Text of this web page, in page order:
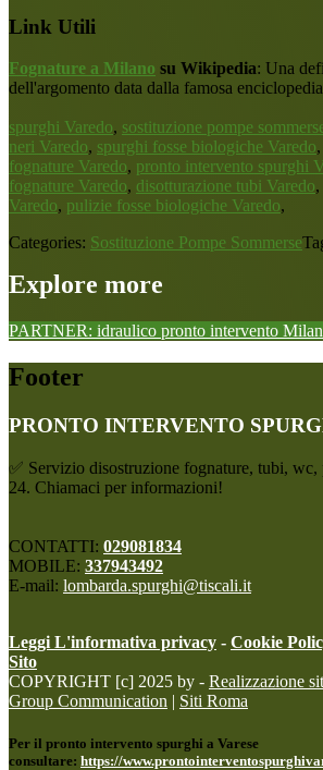
Link Utili
Fognature a Milano su Wikipedia: Una
dell'argomento data dalla famosa
spurghi Varedo, sostituzione pompe
neri Varedo, spurghi fosse biologiche Varedo,
fognature Varedo, pronto intervento spurghi
fognature Varedo, disotturazione tubi Varedo,
Varedo, pulizie fosse biologiche Varedo,
Categories: Sostituzione Pompe Sommerse
Explore more
PARTNER: idraulico pronto intervento
Footer
PRONTO INTERVENTO
✅ Servizio disostruzione fognature, tubi, wc,
24. Chiamaci per informazioni!
CONTATTI: 029081834
MOBILE: 337943492
E-mail: lombarda.spurghi@tiscali.it
Leggi L'informativa privacy - Cookie
Sito
COPYRIGHT [c] 2025 by - Realizzazione
Group Communication | Siti Roma
Per il pronto intervento spurghi a Varese
consultare: https://